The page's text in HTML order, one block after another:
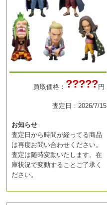
買取価格： ?????円
査定日：2026/7/15
お知らせ
査定日から時間が経ってる商品
は再度お問い合わせください。
査定は随時変動いたします。在
庫状況で変動することご了承く
ださい。